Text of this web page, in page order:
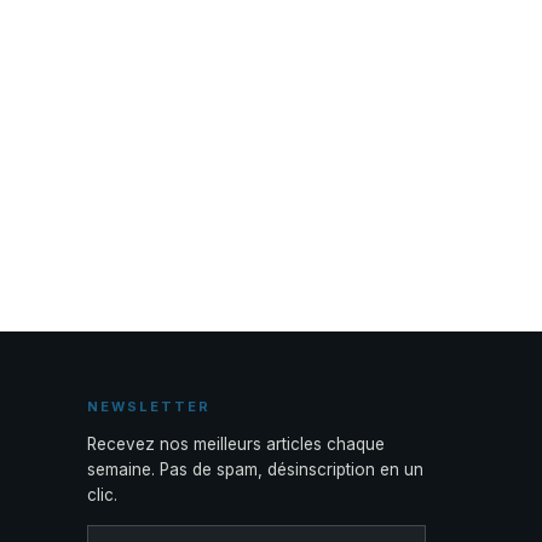
NEWSLETTER
Recevez nos meilleurs articles chaque
semaine. Pas de spam, désinscription en un
clic.